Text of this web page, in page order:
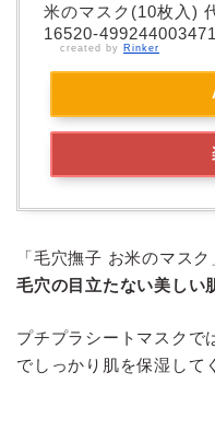
米のマスク(10枚入)
16520-
created by Rinker
「毛穴撫子 お米のマスク
毛穴の目立たない美しい
プチプラシートマスクで
でしっかり肌を保湿して